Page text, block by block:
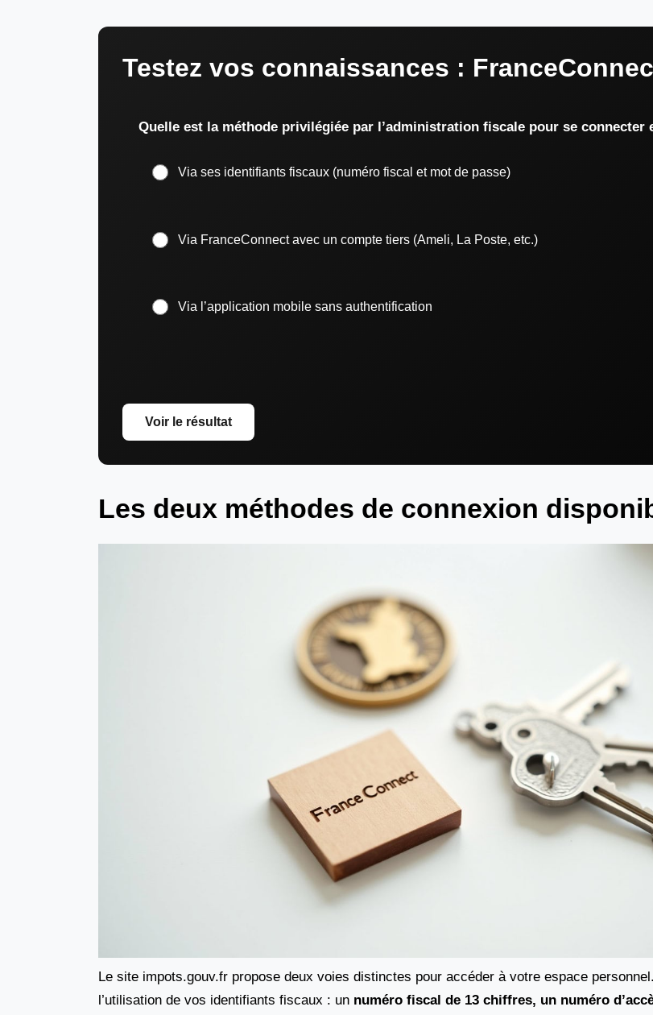
Testez vos connaissances :
Quelle est la méthode privilégiée par l’administration fiscale pour se connecter
Via ses identifiants fiscaux (numéro fiscal et mot de passe)
Via FranceConnect avec un compte tiers (Ameli, La Poste, etc.)
Via l’application mobile sans authentification
Voir le résultat
Les deux méthodes de connexion
Le site impots.gouv.fr propose deux voies distinctes pour accéder à votre espace
l’utilisation de vos identifiants fiscaux : un numéro fiscal de 13 chiffres, un numéro